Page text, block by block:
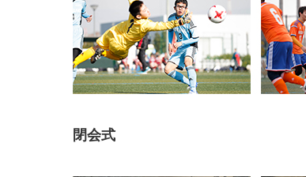
閉会式